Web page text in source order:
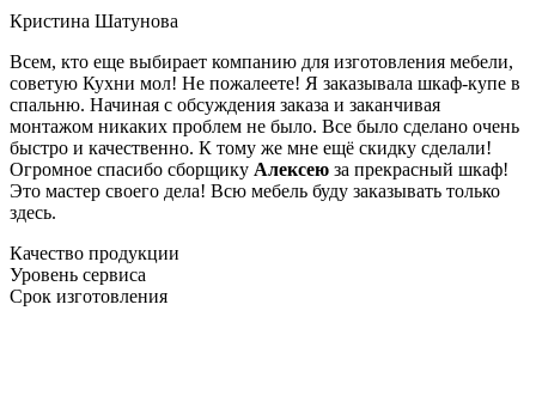
Кристина Шатунова
Всем, кто еще выбирает компанию для изготовления мебели,
советую Кухни мол! Не пожалеете! Я заказывала шкаф-купе в
спальню. Начиная с обсуждения заказа и заканчивая
монтажом никаких проблем не было. Все было сделано очень
быстро и качественно. К тому же мне ещё скидку сделали!
Огромное спасибо сборщику Алексею за прекрасный шкаф!
Это мастер своего дела! Всю мебель буду заказывать только
здесь.
Качество продукции
Уровень сервиса
Срок изготовления